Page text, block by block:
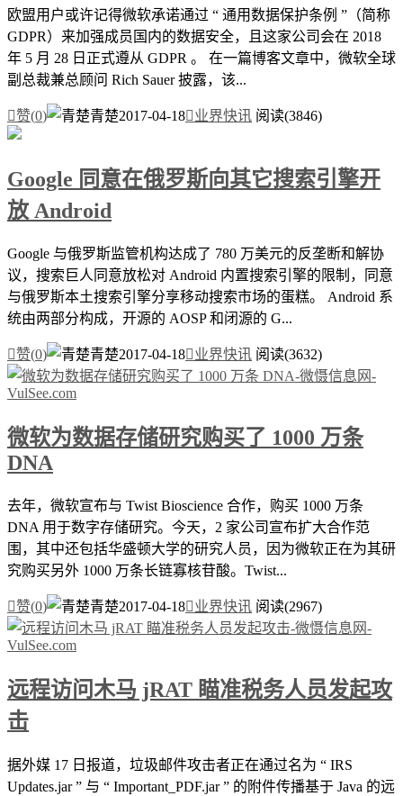
欧盟用户或许记得微软承诺通过 “ 通用数据保护条例 ”（简称
GDPR）来加强成员国内的数据安全，且这家公司会在 2018
年 5 月 28 日正式遵从 GDPR 。 在一篇博客文章中，微软全球
副总裁兼总顾问 Rich Sauer 披露，该...
赞(0) 青楚2017-04-18业界快讯 阅读(3846)
Google 同意在俄罗斯向其它搜索引擎开
放 Android
Google 与俄罗斯监管机构达成了 780 万美元的反垄断和解协
议，搜索巨人同意放松对 Android 内置搜索引擎的限制，同意
与俄罗斯本土搜索引擎分享移动搜索市场的蛋糕。 Android 系
统由两部分构成，开源的 AOSP 和闭源的 G...
赞(0) 青楚2017-04-18业界快讯 阅读(3632)
微软为数据存储研究购买了 1000 万条
DNA
去年，微软宣布与 Twist Bioscience 合作，购买 1000 万条
DNA 用于数字存储研究。今天，2 家公司宣布扩大合作范
围，其中还包括华盛顿大学的研究人员，因为微软正在为其研
究购买另外 1000 万条长链寡核苷酸。Twist...
赞(0) 青楚2017-04-18业界快讯 阅读(2967)
远程访问木马 jRAT 瞄准税务人员发起攻
击
据外媒 17 日报道，垃圾邮件攻击者正在通过名为 “ IRS
Updates.jar ” 与 “ Important_PDF.jar ” 的附件传播基于 Java 的远